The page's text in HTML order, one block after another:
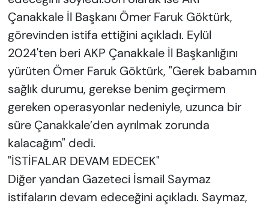
Çanakkale İl Başkanı Ömer Faruk Göktürk,
görevinden istifa ettiğini açıkladı. Eylül
2024'ten beri AKP Çanakkale İl Başkanlığını
yürüten Ömer Faruk Göktürk, "Gerek babamın
sağlık durumu, gerekse benim geçirmem
gereken operasyonlar nedeniyle, uzunca bir
süre Çanakkale’den ayrılmak zorunda
kalacağım" dedi.
"İSTİFALAR DEVAM EDECEK"
Diğer yandan Gazeteci İsmail Saymaz
istifaların devam edeceğini açıkladı. Saymaz,